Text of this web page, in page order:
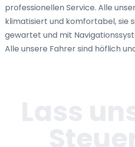
professionellen Service. Alle
klimatisiert und komfortabel, sie
gewartet und mit
Alle unsere Fahrer sind höflich